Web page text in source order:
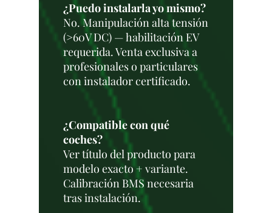
¿Puedo instalarla yo mismo?
No. Manipulación alta tensión
(>60V DC) — habilitación EV
requerida. Venta exclusiva a
profesionales o particulares
con instalador certificado.
¿Compatible con qué
coches?
Ver título del producto para
modelo exacto + variante.
Calibración BMS necesaria
tras instalación.